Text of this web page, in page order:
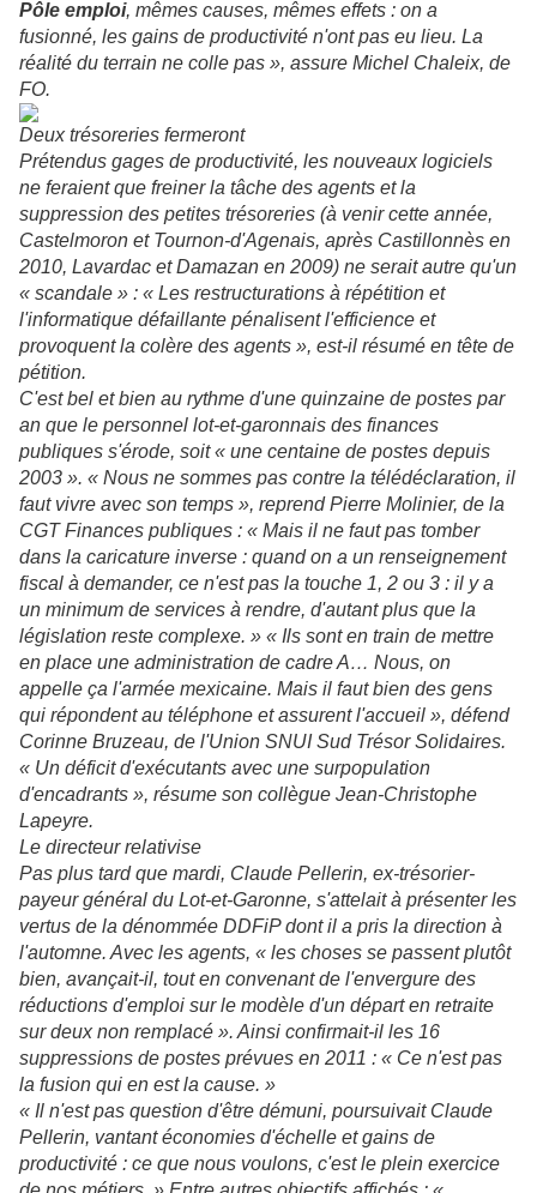
Pôle emploi, mêmes causes, mêmes effets : on a
fusionné, les gains de productivité n'ont pas eu lieu. La
réalité du terrain ne colle pas », assure Michel Chaleix, de
FO.
Deux trésoreries fermeront
Prétendus gages de productivité, les nouveaux logiciels
ne feraient que freiner la tâche des agents et la
suppression des petites trésoreries (à venir cette année,
Castelmoron et Tournon-d'Agenais, après Castillonnès en
2010, Lavardac et Damazan en 2009) ne serait autre qu'un
« scandale » : « Les restructurations à répétition et
l'informatique défaillante pénalisent l'efficience et
provoquent la colère des agents », est-il résumé en tête de
pétition.
C'est bel et bien au rythme d'une quinzaine de postes par
an que le personnel lot-et-garonnais des finances
publiques s'érode, soit « une centaine de postes depuis
2003 ». « Nous ne sommes pas contre la télédéclaration, il
faut vivre avec son temps », reprend Pierre Molinier, de la
CGT Finances publiques : « Mais il ne faut pas tomber
dans la caricature inverse : quand on a un renseignement
fiscal à demander, ce n'est pas la touche 1, 2 ou 3 : il y a
un minimum de services à rendre, d'autant plus que la
législation reste complexe. » « Ils sont en train de mettre
en place une administration de cadre A… Nous, on
appelle ça l'armée mexicaine. Mais il faut bien des gens
qui répondent au téléphone et assurent l'accueil », défend
Corinne Bruzeau, de l'Union SNUI Sud Trésor Solidaires.
« Un déficit d'exécutants avec une surpopulation
d'encadrants », résume son collègue Jean-Christophe
Lapeyre.
Le directeur relativise
Pas plus tard que mardi, Claude Pellerin, ex-trésorier-
payeur général du Lot-et-Garonne, s'attelait à présenter les
vertus de la dénommée DDFiP dont il a pris la direction à
l'automne. Avec les agents, « les choses se passent plutôt
bien, avançait-il, tout en convenant de l'envergure des
réductions d'emploi sur le modèle d'un départ en retraite
sur deux non remplacé ». Ainsi confirmait-il les 16
suppressions de postes prévues en 2011 : « Ce n'est pas
la fusion qui en est la cause. »
« Il n'est pas question d'être démuni, poursuivait Claude
Pellerin, vantant économies d'échelle et gains de
productivité : ce que nous voulons, c'est le plein exercice